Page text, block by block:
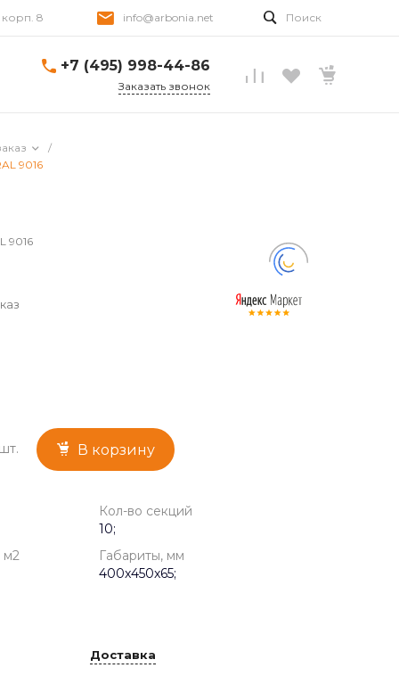
корп. 8 info@arbonia.net Поиск
+7 (495) 998-44-86
Заказать звонок
/
9016
9016
шт. В корзину
Кол-во секций
10;
м2
Габариты, мм
400x450x65;
Доставка